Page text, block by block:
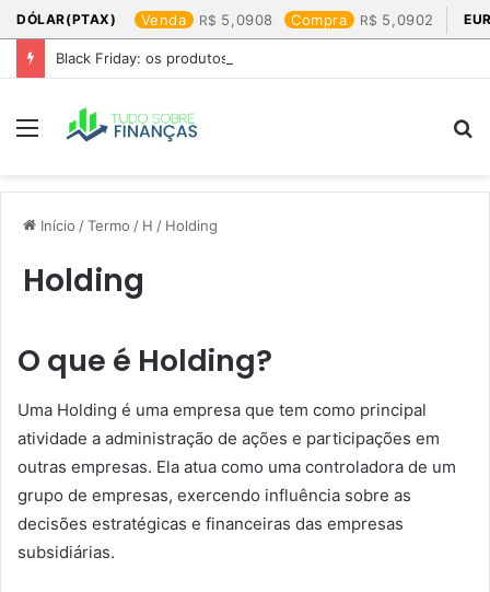
DÓLAR(PTAX) Venda 5,0908 Compra 5,0902
Black Friday: os produtos que mais valem a pena
Menu
Início /Termo / H / Holding
Holding
O que é Holding?
Uma Holding é uma empresa que tem como principal
atividade a administração de ações e participações em
outras empresas. Ela atua como uma controladora de um
grupo de empresas, exercendo influência sobre as
decisões estratégicas e financeiras das empresas
subsidiárias.